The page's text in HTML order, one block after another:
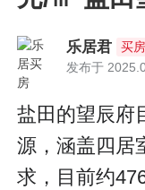
乐居君
买
发布于
盐田的望辰府
源，涵盖四居
求，目前约